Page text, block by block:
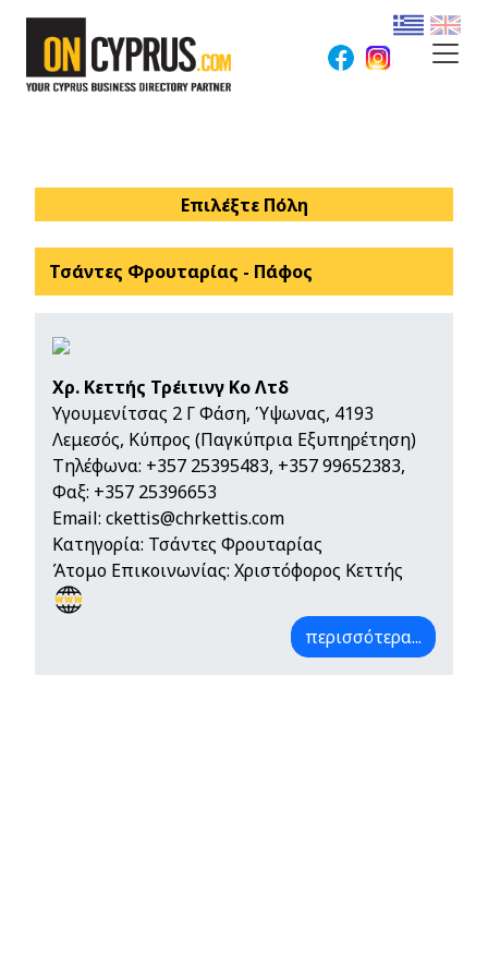
Επιλέξτε Πόλη
Τσάντες Φρουταρίας - Πάφος
Χρ. Κεττής Τρέιτινγ Κο Λτδ
Υγουμενίτσας 2 Γ Φάση, Ύψωνας, 4193
Λεμεσός, Κύπρος (Παγκύπρια Εξυπηρέτηση)
Τηλέφωνα: +357 25395483, +357 99652383,
Φαξ: +357 25396653
Email: ckettis@chrkettis.com
Κατηγορία: Τσάντες Φρουταρίας
Άτομο Επικοινωνίας: Χριστόφορος Κεττής
περισσότερα...